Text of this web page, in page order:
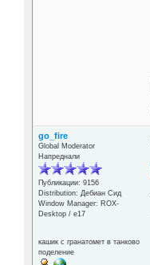
go_fire
Global Moderator
Напреднали
Публикации: 9156
Distribution: Дебиан Сид
Window Manager: ROX-
Desktop / е17
кашик с гранатомет в танково
поделение